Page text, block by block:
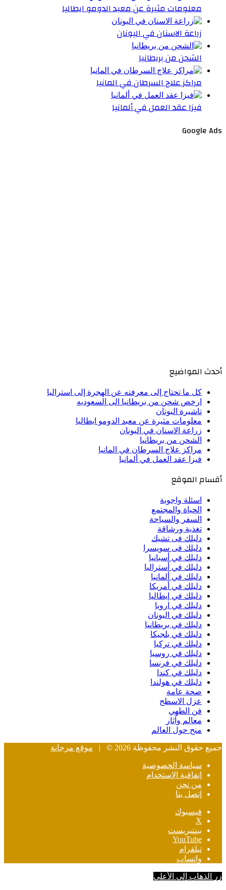
معلومات مثيرة عن معبد الدومو ايطاليا
زراعة الاسنان في اليونان
الشحن من بريطانيا
مراكز علاج السرطان في المانيا
فيزا عقد العمل في ألمانيا
Google Ads
أحدث المواضيع
كل ما تحتاج إلى معرفته عن الهجرة إلى استراليا
ارخص شحن من بريطانيا الى السعوديه
تاشيرة اليونان
معلومات مثيرة عن معبد الدومو ايطاليا
زراعة الاسنان في اليونان
الشحن من بريطانيا
مراكز علاج السرطان في المانيا
فيزا عقد العمل في ألمانيا
أقسام الموقع
اسئلة واجوبة
الحياة والمجتمع
السفر والسياحة
تغذية ورشاقة
دليلك فى تشيك
دليلك فى سويسرا
دليلك في أسبانيا
دليلك في أستراليا
دليلك في ألمانيا
دليلك في أمريكا
دليلك في إيطاليا
دليلك في اروبا
دليلك في اليونان
دليلك في بريطانيا
دليلك في بلجيكا
دليلك في تركيا
دليلك في روسيا
دليلك في فرنسا
دليلك في كندا
دليلك في هولندا
صحة عامة
عزل الاسطح
فن الطهي
معالم وآثار
منح حول العالم
جميع حقوق النشر محفوظة 2026 © | موقع مرجانة
سياسة الخصوصية
إتفاقية الإستخدام
من نحن
إتصل بنا
فيسبوك
‫X
بينتيريست
‫YouTube
تيلقرام
واتساب
زر الذهاب إلى الأعلى